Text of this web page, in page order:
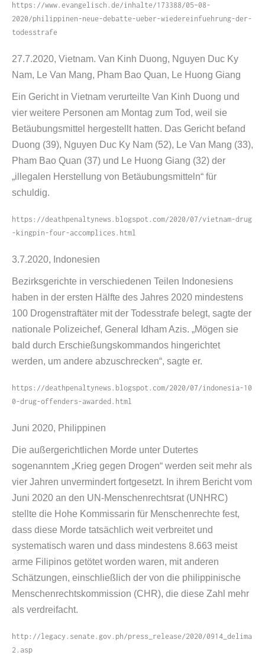
https://www.evangelisch.de/inhalte/173388/05–08-
2020/philippinen-neue-debatte-ueber-wiedereinfuehrung-der-
todesstrafe
27.7.2020, Vietnam. Van Kinh Duong, Nguyen Duc Ky
Nam, Le Van Mang, Pham Bao Quan, Le Huong Giang
Ein Gericht in Vietnam verurteilte Van Kinh Duong und
vier weitere Personen am Montag zum Tod, weil sie
Betäubungsmittel hergestellt hatten. Das Gericht befand
Duong (39), Nguyen Duc Ky Nam (52), Le Van Mang (33),
Pham Bao Quan (37) und Le Huong Giang (32) der
„illegalen Herstellung von Betäubungsmitteln“ für
schuldig.
https://​deathpenaltynews​.blogspot​.com/​2​0​2​0​/​0​7​/​v​i​e​t​n​a​m​-​d​r​u​g​
-​k​i​n​g​p​i​n​-​f​o​u​r​-​a​c​c​o​m​p​l​i​c​e​s​.​h​tml
3.7.2020, Indonesien
Bezirksgerichte in verschiedenen Teilen Indonesiens
haben in der ersten Hälfte des Jahres 2020 mindestens
100 Drogenstraftäter mit der Todesstrafe belegt, sagte der
nationale Polizeichef, General Idham Azis. „Mögen sie
bald durch Erschießungskommandos hingerichtet
werden, um andere abzuschrecken“, sagte er.
https://​deathpenaltynews​.blogspot​.com/​2​0​2​0​/​0​7​/​i​n​d​o​n​e​s​i​a​-​1​0​
0​-​d​r​u​g​-​o​f​f​e​n​d​e​r​s​-​a​w​a​r​d​e​d​.​h​tml
Juni 2020, Philippinen
Die außergerichtlichen Morde unter Dutertes
sogenanntem „Krieg gegen Drogen“ werden seit mehr als
vier Jahren unvermindert fortgesetzt. In ihrem Bericht vom
Juni 2020 an den UN-​Menschenrechtsrat (UNHRC)
stellte die Hohe Kommissarin für Menschenrechte fest,
dass diese Morde tatsächlich weit verbreitet und
systematisch waren und dass mindestens 8.663 meist
arme Filipinos getötet worden waren, mit anderen
Schätzungen, einschließlich der von die philippinische
Menschenrechtskommission (CHR), die diese Zahl mehr
als verdreifacht.
http://​legacy​.senate​.gov​.ph/​p​r​e​s​s​_​r​e​l​e​a​s​e​/​2​0​2​0​/​0​9​1​4​_​d​e​l​i​m​a​
2​.​asp